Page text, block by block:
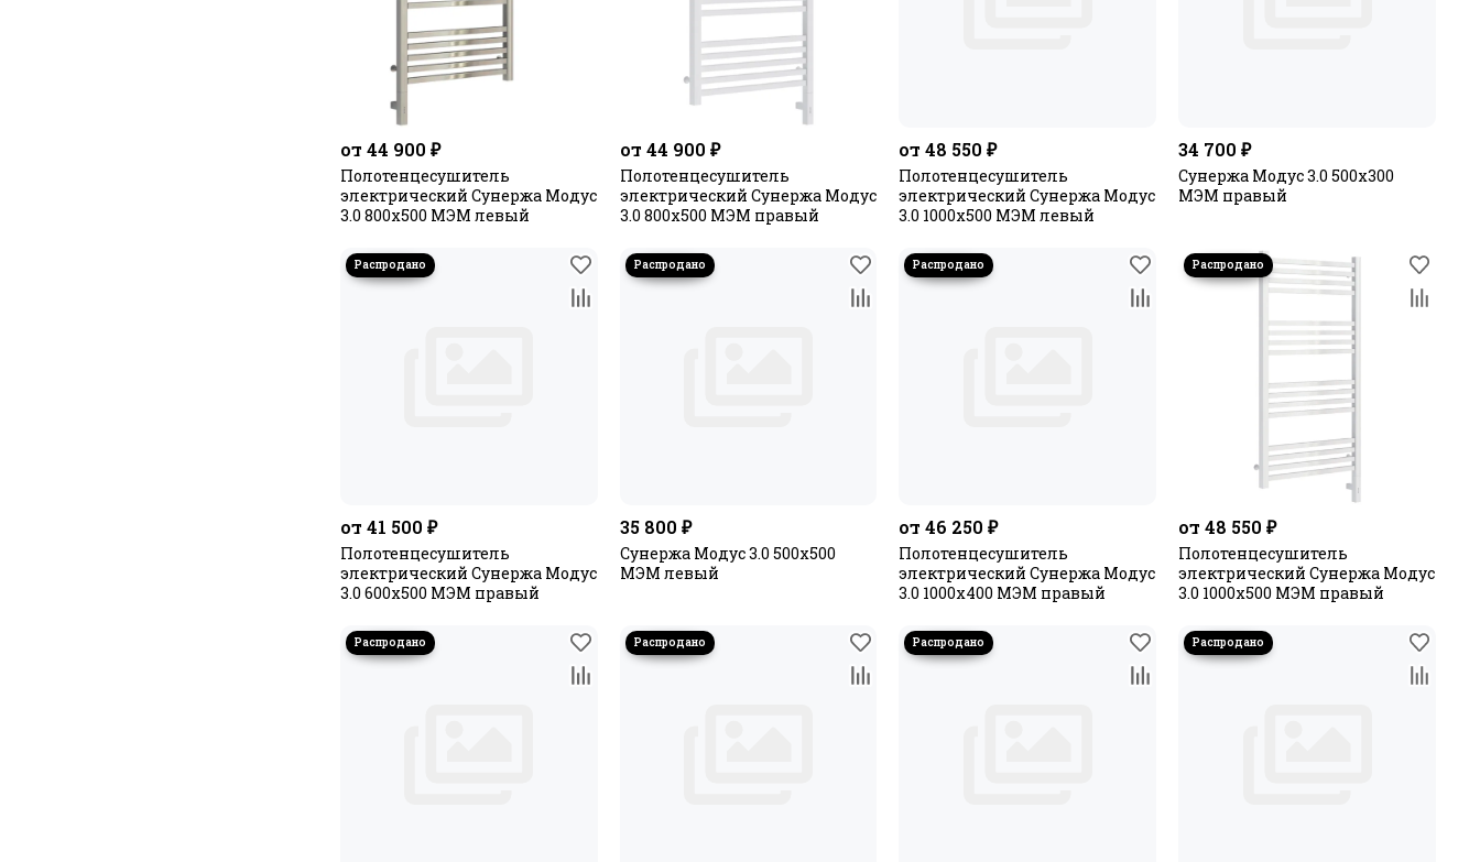
от 44 900 ₽
Полотенцесушитель
электрический Сунержа Модус
3.0 800х500 МЭМ левый
от 44 900 ₽
Полотенцесушитель
электрический Сунержа Модус
3.0 800х500 МЭМ правый
от 48 550 ₽
Полотенцесушитель
электрический Сунержа Модус
3.0 1000х500 МЭМ левый
34 700 ₽
Сунержа Модус 3.0 500x300
МЭМ правый
от 41 500 ₽
Полотенцесушитель
электрический Сунержа Модус
3.0 600х500 МЭМ правый
35 800 ₽
Сунержа Модус 3.0 500x500
МЭМ левый
от 46 250 ₽
Полотенцесушитель
электрический Сунержа Модус
3.0 1000х400 МЭМ правый
от 48 550 ₽
Полотенцесушитель
электрический Сунержа Модус
3.0 1000х500 МЭМ правый